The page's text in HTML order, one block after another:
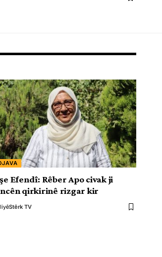
Efendî: Rêber Apo civak ji
qirkirinê rizgar kir
Stêrk TV